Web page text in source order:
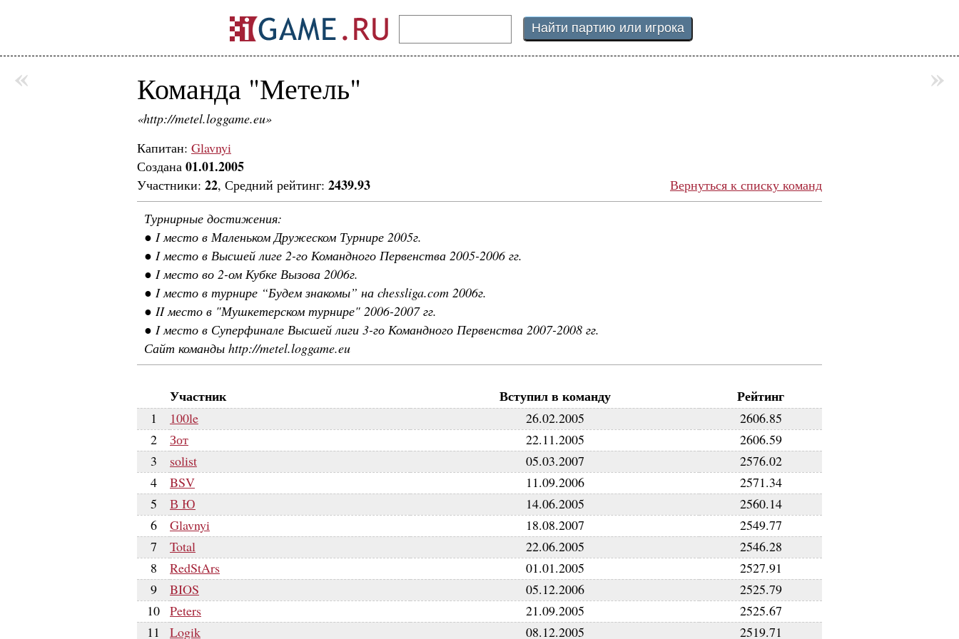
Команда "Метель"
«http://metel.loggame.eu»
Капитан: Glavnyi
Создана 01.01.2005
Участники: 22, Средний рейтинг: 2439.93
Вернуться к списку команд
Турнирные достижения:
● I место в Маленьком Дружеском Турнире 2005г.
● I место в Высшей лиге 2-го Командного Первенства 2005-2006 гг.
● I место во 2-ом Кубке Вызова 2006г.
● I место в турнире “Будем знакомы” на chessliga.com 2006г.
● II место в "Мушкетерском турнире" 2006-2007 гг.
● I место в Суперфинале Высшей лиги 3-го Командного Первенства 2007-2008 гг.
Сайт команды http://metel.loggame.eu
Участник Вступил в команду Рейтинг
1 100le 26.02.2005
2606.85
2
Зот 22.11.2005
2606.59
3
solist 05.03.2007
2576.02
4
BSV 11.09.2006
2571.34
5
В Ю 14.06.2005
2560.14
6
Glavnyi 18.08.2007
2549.77
7
Total 22.06.2005
2546.28
8
RedStArs 01.01.2005
2527.91
9
BIOS 05.12.2006
2525.79
10 Peters 21.09.2005
2525.67
11
Logik 08.12.2005 2519.71
« »